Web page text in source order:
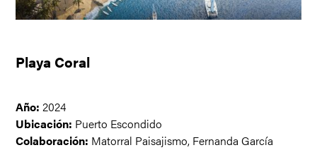
Playa Coral
Año: 2024
Ubicación: Puerto Escondido
Colaboración: Matorral Paisajismo, Fernanda García